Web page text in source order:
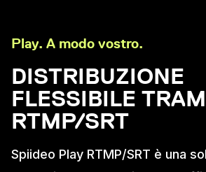
Play. A modo vostro.
DISTRIBUZIONE
FLESSIBILE
RTMP/SRT
Spiideo Play RTMP/SRT è una